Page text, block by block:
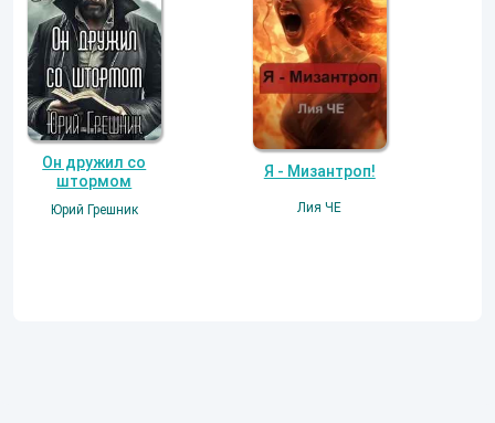
Он дружил со
штормом
Юрий Грешник
Я - Мизантроп!
Лия ЧЕ